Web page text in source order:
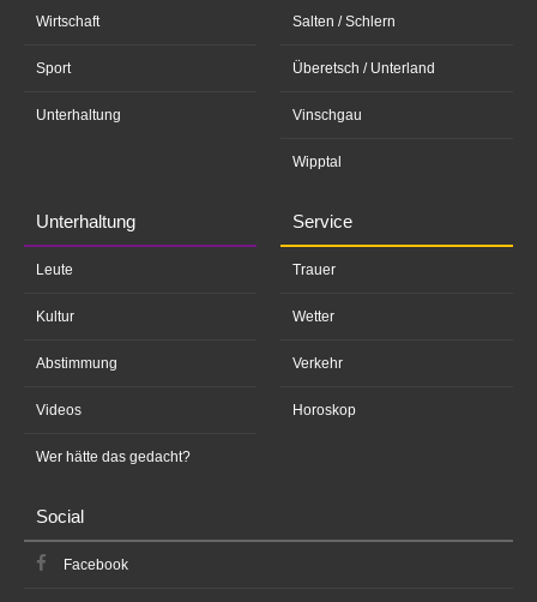
Wirtschaft
Sport
Unterhaltung
Salten / Schlern
Überetsch / Unterland
Vinschgau
Wipptal
Unterhaltung
Leute
Kultur
Abstimmung
Videos
Wer hätte das gedacht?
Service
Trauer
Wetter
Verkehr
Horoskop
Social
Facebook